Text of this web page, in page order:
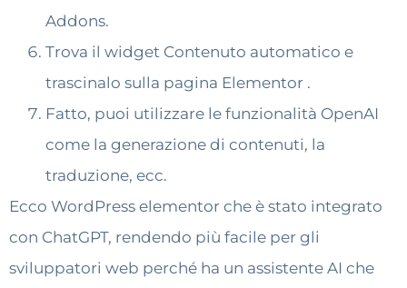
Addons.
Trova il widget Contenuto automatico e
trascinalo sulla pagina Elementor .
Fatto, puoi utilizzare le funzionalità OpenAI
come la generazione di contenuti, la
traduzione, ecc.
Ecco WordPress elementor che è stato integrato
con ChatGPT, rendendo più facile per gli
sviluppatori web perché ha un assistente AI che